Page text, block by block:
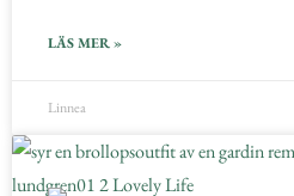
LÄS MER »
Linnea